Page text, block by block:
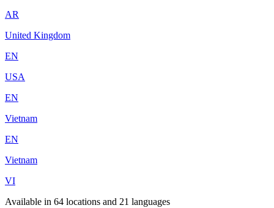
AR
United Kingdom
EN
USA
EN
Vietnam
EN
Vietnam
VI
Available in 64 locations and 21 languages